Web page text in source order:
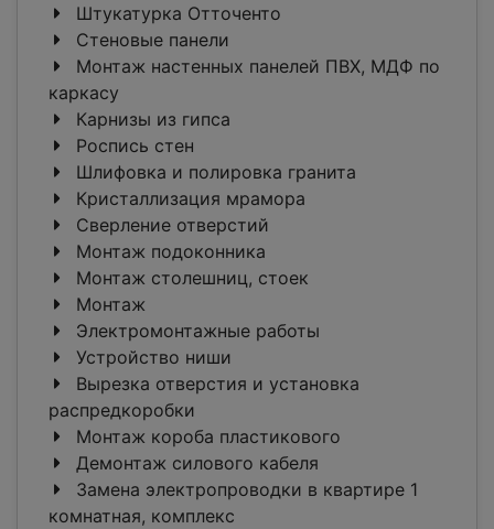
Штукатурка Отточенто
Стеновые панели
Монтаж настенных панелей ПВХ, МДФ по
каркасу
Карнизы из гипса
Роспись стен
Шлифовка и полировка гранита
Кристаллизация мрамора
Сверление отверстий
Монтаж подоконника
Монтаж столешниц, стоек
Монтаж
Электромонтажные работы
Устройство ниши
Вырезка отверстия и установка
распредкоробки
Монтаж короба пластикового
Демонтаж силового кабеля
Замена электропроводки в квартире 1
комнатная, комплекс